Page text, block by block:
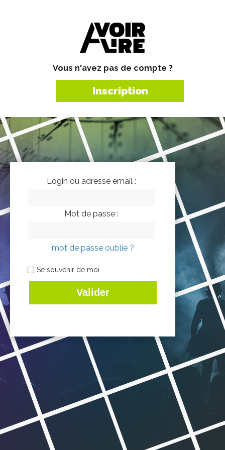
Vous n'avez pas de compte ?
Inscription
Login ou adresse email :
Mot de passe :
mot de passe oublié ?
Se souvenir de moi